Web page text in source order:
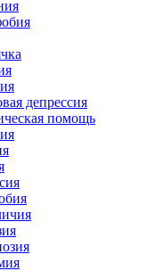
депрессия
помощь